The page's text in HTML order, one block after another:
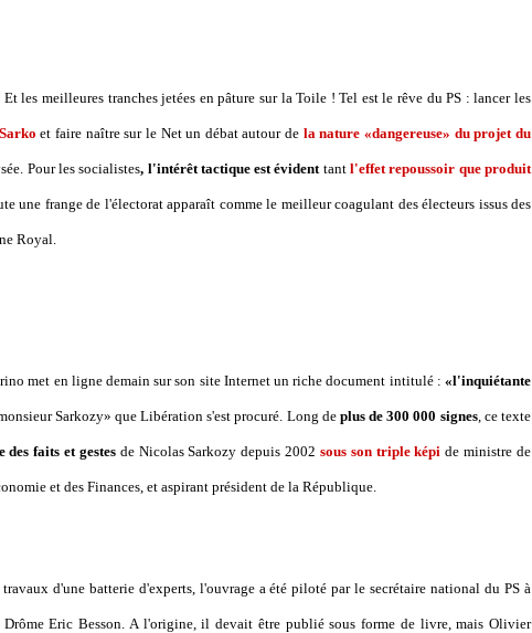
les meilleures tranches jetées en pâture sur la Toile ! Tel est le rêve du PS : lancer les
et faire naître sur le Net un débat autour de la nature «dangereuse» du projet du
Pour les socialistes, l'intérêt tactique est évidenttantl'effet repoussoir que produit
une frange de l'électorat apparaît comme le meilleur coagulant des électeurs issus des
Royal.
met en ligne demain sur son site Internet un riche document intitulé : «l'inquiétante
Sarkozy» que Libération s'est procuré. Long deplus de 300 000 signes, ce texte
des faits et gestesde Nicolas Sarkozy depuis 2002 sous son triple képi de ministre de
et des Finances, et aspirant président de la République.
d'une batterie d'experts, l'ouvrage a été piloté par le secrétaire national du PS à
Eric Besson. A l'origine, il devait être publié sous forme de livre, mais Olivier